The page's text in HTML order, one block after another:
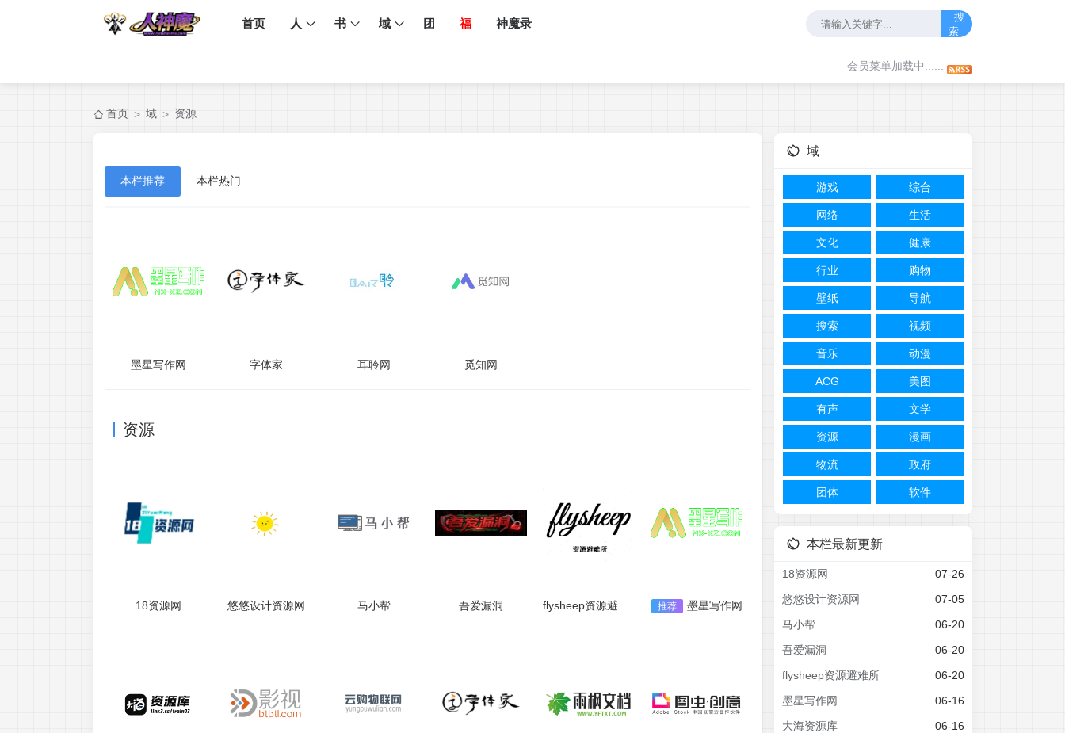
首页 人 书 域 团 福 神魔录
搜
索
会员菜单加载中......
首页 > 域 > 资源
本栏推荐 本栏热门
墨星写作网 字体家 耳聆网 觅知网
资源
18资源网 悠悠设计资源网 马小帮 吾爱漏洞 flysheep资源避难所 推荐 墨星写作网
域
游戏 综合
网络 生活
文化 健康
行业 购物
壁纸 导航
搜索 视频
音乐 动漫
ACG 美图
有声 文学
资源 漫画
物流 政府
团体 软件
本栏最新更新
07-26
18资源网
07-05
悠悠设计资源网
06-20
马小帮
06-20
吾爱漏洞
06-20
flysheep资源避难所
06-16
墨星写作网
06-16
大海资源库